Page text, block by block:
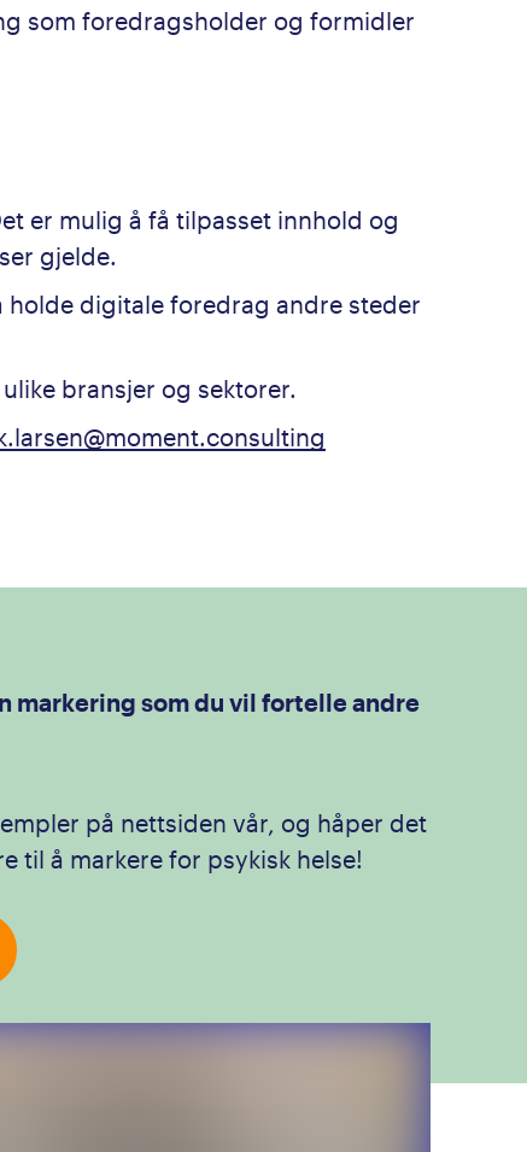
som foredragsholder og formidler
er mulig å få tilpasset innhold og
gjelde.
holde digitale foredrag andre steder
bransjer og sektorer.
markering som du vil fortelle andre
på nettsiden vår, og håper det
til å markere for psykisk helse!